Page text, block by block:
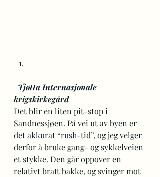
Tjøtta Internasjonale
krigskirkegård
Det blir en liten pit-stop i
Sandnessjøen. På vei ut av byen er
det akkurat “rush-tid”, og jeg velger
derfor å bruke gang- og sykkelveien
et stykke. Den går oppover en
relativt bratt bakke, og svinger mot